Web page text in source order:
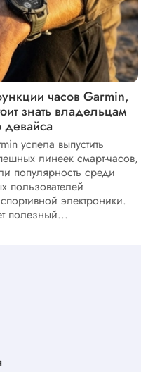
часов Garmin,
знать владельцам
девайса
успела выпустить
линеек смарт-часов,
популярность среди
пользователей
электроники.
полезный...